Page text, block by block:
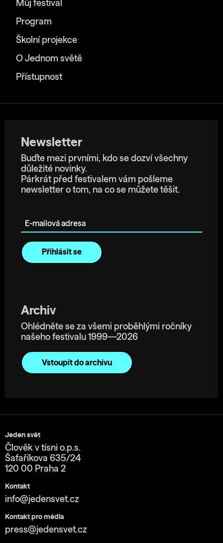
Můj festival
Program
Školní projekce
O Jednom světě
Přístupnost
Newsletter
Buďte mezi prvními, kdo se dozví všechny
důležité novinky.
Párkrát před festivalem vám pošleme
newsletter o tom, na co se můžete těšit.
Archiv
Ohlédněte se za všemi proběhlými ročníky
našeho festivalu 1999—2026
Vstoupit do archivu
Jeden svět
Člověk v tísni o.p.s.
Šafaříkova 635/24
120 00 Praha 2
Kontakt
info@jedensvet.cz
Kontakt pro média
press@jedensvet.cz